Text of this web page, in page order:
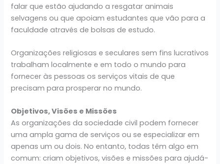
falar que estão ajudando a resgatar animais
selvagens ou que apoiam estudantes que vão para a
faculdade através de bolsas de estudo.
Organizações religiosas e seculares sem fins lucrativos
trabalham localmente e em todo o mundo para
fornecer às pessoas os serviços vitais de que
precisam para prosperar no mundo.
Objetivos, Visões e Missões
As organizações da sociedade civil podem fornecer
uma ampla gama de serviços ou se especializar em
apenas um ou dois. No entanto, todas têm algo em
comum: criam objetivos, visões e missões para ajudá-